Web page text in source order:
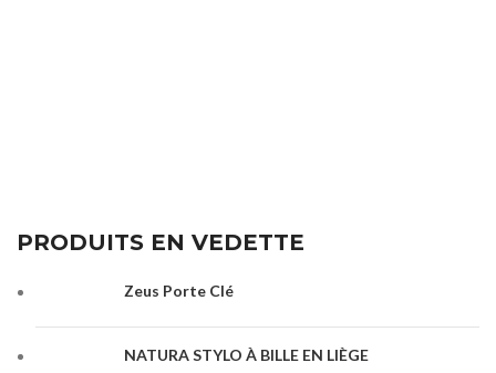
PRODUITS EN VEDETTE
Zeus Porte Clé
NATURA STYLO À BILLE EN LIÈGE